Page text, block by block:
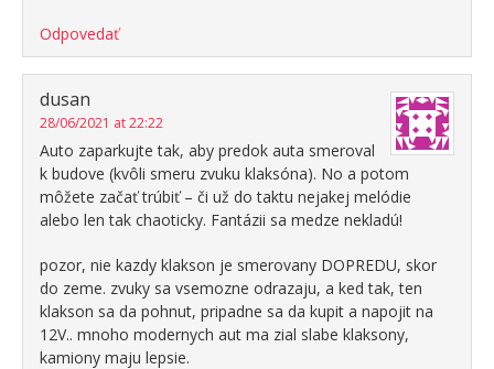
Odpovedať
dusan
28/06/2021 at 22:22
Auto zaparkujte tak, aby predok auta smeroval
k budove (kvôli smeru zvuku klaksóna). No a potom
môžete začať trúbiť – či už do taktu nejakej melódie
alebo len tak chaoticky. Fantázii sa medze nekladú!
pozor, nie kazdy klakson je smerovany DOPREDU, skor
do zeme. zvuky sa vsemozne odrazaju, a ked tak, ten
klakson sa da pohnut, pripadne sa da kupit a napojit na
12V.. mnoho modernych aut ma zial slabe klaksony,
kamiony maju lepsie.